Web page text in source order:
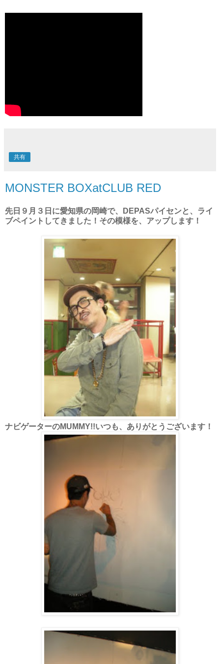
共有
MONSTER BOXatCLUB RED
先日９月３日に愛知県の岡崎で、DEPASパイセンと、ライ
ブペイントしてきました！その模様を、アップします！
ナビゲーターのMUMMY!!いつも、ありがとうございます！